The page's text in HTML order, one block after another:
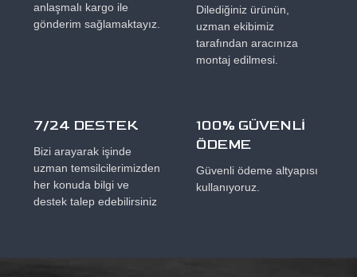
anlaşmalı kargo ile
gönderim sağlamaktayız.
Dilediğiniz ürünün,
uzman ekibimiz
tarafından aracınıza
montaj edilmesi.
7/24 DESTEK
Bizi arayarak işinde
uzman temsilcilerimizden
her konuda bilgi ve
destek talep edebilirsiniz
100% GÜVENLİ
ÖDEME
Güvenli ödeme altyapısı
kullanıyoruz.